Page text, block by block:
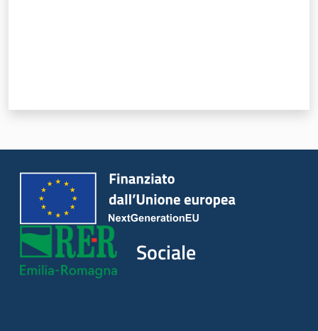
Novità
Servizi
Leggi Atti Bandi
Piani Programmi
Progetti
Sociale